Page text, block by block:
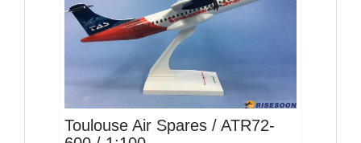
TAS10AT72A01 $1400
Toulouse Air Spares / ATR72-